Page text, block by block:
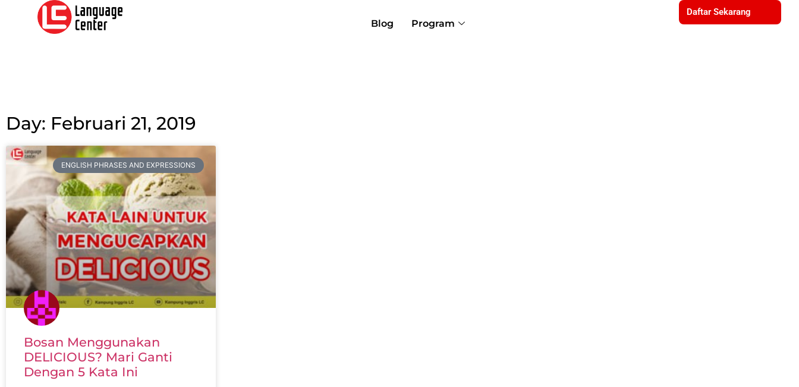
Blog Program
Daftar Sekarang
Day: Februari 21, 2019
ENGLISH PHRASES AND EXPRESSIONS
Bosan Menggunakan
DELICIOUS? Mari Ganti
Dengan 5 Kata Ini